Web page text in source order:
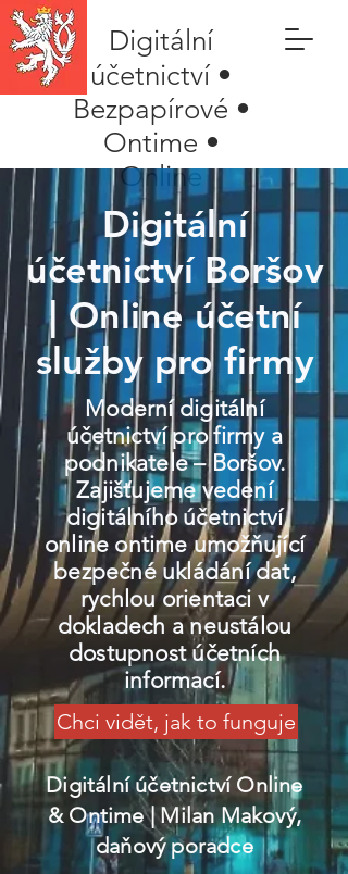
Digitální
účetnictví •
Bezpapírové •
Ontime •
Online
Digitální
účetnictví Boršov
| Online účetní
služby pro firmy
Moderní digitální
účetnictví pro firmy a
podnikatele – Boršov.
Zajišťujeme vedení
digitálního účetnictví
online ontime umožňující
bezpečné ukládání dat,
rychlou orientaci v
dokladech a neustálou
dostupnost účetních
informací.
Chci vidět, jak to funguje
Digitální účetnictví Online
& Ontime| Milan Makový,
daňový poradce